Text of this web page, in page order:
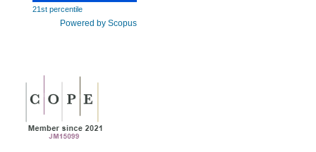
21st percentile
Powered by Scopus